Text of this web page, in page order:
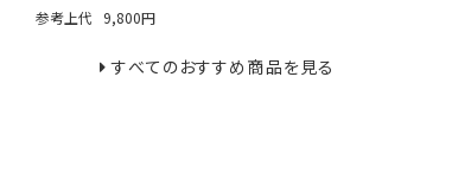
参考上代 9,800円
すべてのおすすめ商品を見る